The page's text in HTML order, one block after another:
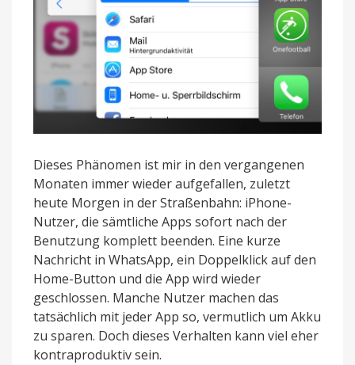
Dieses Phänomen ist mir in den vergangenen
Monaten immer wieder aufgefallen, zuletzt
heute Morgen in der Straßenbahn: iPhone-
Nutzer, die sämtliche Apps sofort nach der
Benutzung komplett beenden. Eine kurze
Nachricht in WhatsApp, ein Doppelklick auf den
Home-Button und die App wird wieder
geschlossen. Manche Nutzer machen das
tatsächlich mit jeder App so, vermutlich um Akku
zu sparen. Doch dieses Verhalten kann viel eher
kontraproduktiv sein.